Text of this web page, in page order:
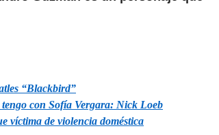
“Blackbird”
tengo con Sofía Vergara: Nick Loeb
víctima de violencia doméstica